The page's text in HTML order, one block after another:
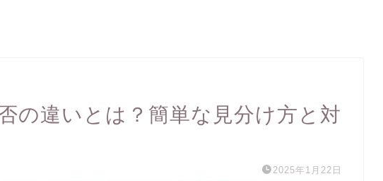
の違いとは？簡単な見分け方と対
2025年1月22日